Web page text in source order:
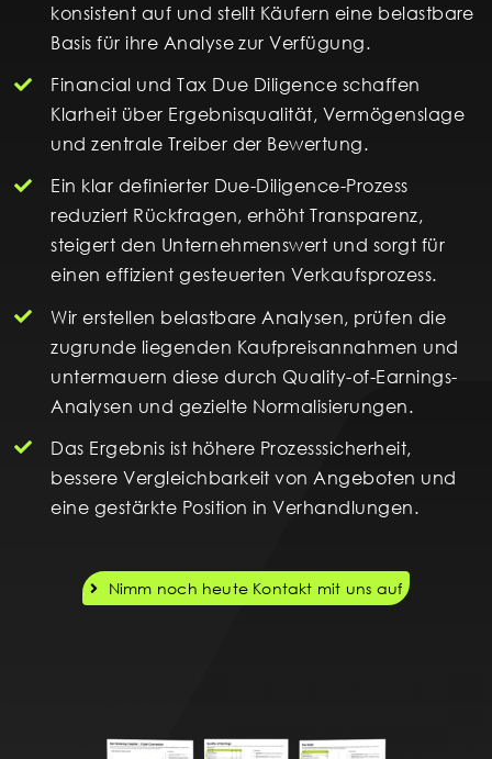
konsistent auf und stellt Käufern eine belastbare
Basis für ihre Analyse zur Verfügung.
Financial und Tax Due Diligence schaffen
Klarheit über Ergebnisqualität, Vermögenslage
und zentrale Treiber der Bewertung.
Ein klar definierter Due-Diligence-Prozess
reduziert Rückfragen, erhöht Transparenz,
steigert den Unternehmenswert und sorgt für
einen effizient gesteuerten Verkaufsprozess.
Wir erstellen belastbare Analysen, prüfen die
zugrunde liegenden Kaufpreisannahmen und
untermauern diese durch Quality-of-Earnings-
Analysen und gezielte Normalisierungen.
Das Ergebnis ist höhere Prozesssicherheit,
bessere Vergleichbarkeit von Angeboten und
eine gestärkte Position in Verhandlungen.
Nimm noch heute Kontakt mit uns auf